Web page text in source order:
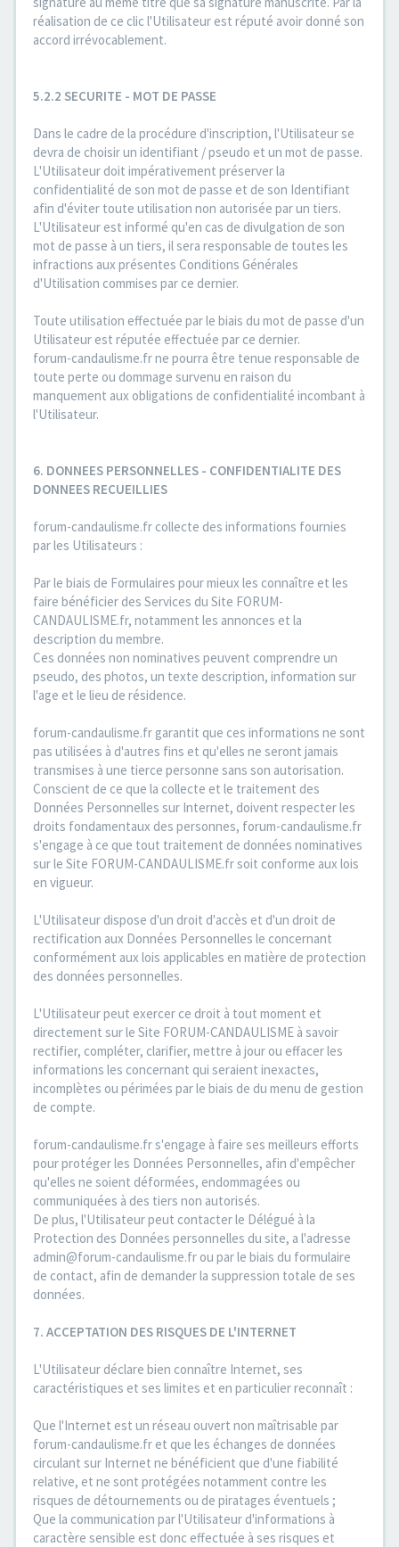
réalisation de ce clic l'Utilisateur est réputé avoir donné son
accord irrévocablement.
5.2.2 SECURITE - MOT DE PASSE
Dans le cadre de la procédure d'inscription, l'Utilisateur se
devra de choisir un identifiant / pseudo et un mot de passe.
L'Utilisateur doit impérativement préserver la
confidentialité de son mot de passe et de son Identifiant
afin d'éviter toute utilisation non autorisée par un tiers.
L'Utilisateur est informé qu'en cas de divulgation de son
mot de passe à un tiers, il sera responsable de toutes les
infractions aux présentes Conditions Générales
d'Utilisation commises par ce dernier.
Toute utilisation effectuée par le biais du mot de passe d'un
Utilisateur est réputée effectuée par ce dernier.
forum-candaulisme.fr ne pourra être tenue responsable de
toute perte ou dommage survenu en raison du
manquement aux obligations de confidentialité incombant à
l'Utilisateur.
6. DONNEES PERSONNELLES - CONFIDENTIALITE DES
DONNEES RECUEILLIES
forum-candaulisme.fr collecte des informations fournies
par les Utilisateurs :
Par le biais de Formulaires pour mieux les connaître et les
faire bénéficier des Services du Site FORUM-
CANDAULISME.fr, notamment les annonces et la
description du membre.
Ces données non nominatives peuvent comprendre un
pseudo, des photos, un texte description, information sur
l'age et le lieu de résidence.
forum-candaulisme.fr garantit que ces informations ne sont
pas utilisées à d'autres fins et qu'elles ne seront jamais
transmises à une tierce personne sans son autorisation.
Conscient de ce que la collecte et le traitement des
Données Personnelles sur Internet, doivent respecter les
droits fondamentaux des personnes, forum-candaulisme.fr
s'engage à ce que tout traitement de données nominatives
sur le Site FORUM-CANDAULISME.fr soit conforme aux lois
en vigueur.
L'Utilisateur dispose d'un droit d'accès et d'un droit de
rectification aux Données Personnelles le concernant
conformément aux lois applicables en matière de protection
des données personnelles.
L'Utilisateur peut exercer ce droit à tout moment et
directement sur le Site FORUM-CANDAULISME à savoir
rectifier, compléter, clarifier, mettre à jour ou effacer les
informations les concernant qui seraient inexactes,
incomplètes ou périmées par le biais de du menu de gestion
de compte.
forum-candaulisme.fr s'engage à faire ses meilleurs efforts
pour protéger les Données Personnelles, afin d'empêcher
qu'elles ne soient déformées, endommagées ou
communiquées à des tiers non autorisés.
De plus, l'Utilisateur peut contacter le Délégué à la
Protection des Données personnelles du site, a l'adresse
admin@forum-candaulisme.fr ou par le biais du formulaire
de contact, afin de demander la suppression totale de ses
données.
7. ACCEPTATION DES RISQUES DE L'INTERNET
L'Utilisateur déclare bien connaître Internet, ses
caractéristiques et ses limites et en particulier reconnaît :
Que l'Internet est un réseau ouvert non maîtrisable par
forum-candaulisme.fr et que les échanges de données
circulant sur Internet ne bénéficient que d'une fiabilité
relative, et ne sont protégées notamment contre les
risques de détournements ou de piratages éventuels ;
Que la communication par l'Utilisateur d'informations à
caractère sensible est donc effectuée à ses risques et